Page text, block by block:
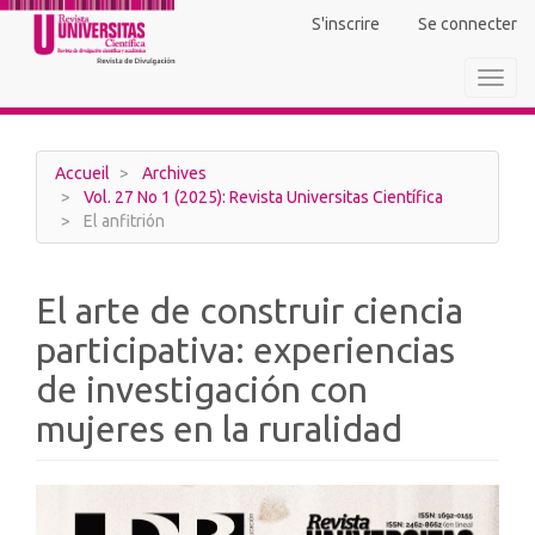
Navigation
principale
Contenu
Barre
S'inscrire Se connecter
Accueil
Archives
Vol. 27 No 1 (2025): Revista Universitas Científica
El anfitrión
El arte de construir ciencia
participativa: experiencias
de investigación con
mujeres en la ruralidad